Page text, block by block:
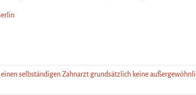
selbständigen Zahnarzt grundsätzlich keine